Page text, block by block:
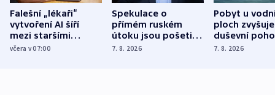
Falešní „lékaři“
vytvoření AI šíří
mezi staršími
Poláky nebezpečné
včera v 07:00
Spekulace o
přímém ruském
útoku jsou pošetilé,
míní estonský
7. 8. 2026
Pobyt u
ploch zvyšuje
duševní
ukázala
7. 8. 2026